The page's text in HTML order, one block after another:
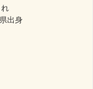
出身